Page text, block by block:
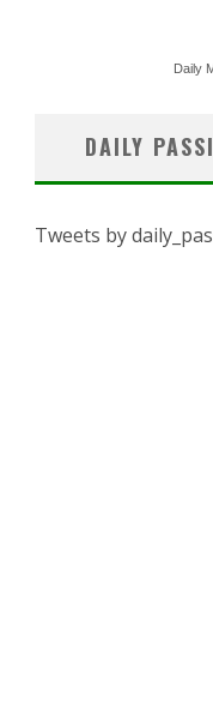
Daily
DAILY
Tweets by